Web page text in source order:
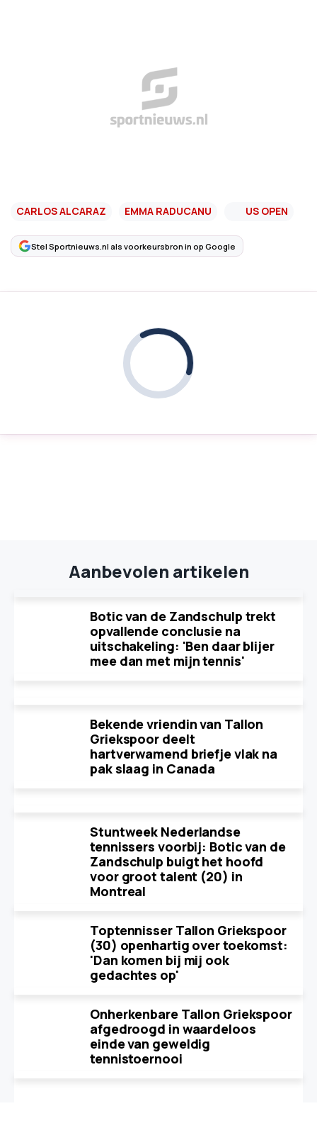
CARLOS ALCARAZ EMMA RADUCANU US OPEN
Stel Sportnieuws.nl als voorkeursbron in op Google
Aanbevolen artikelen
Botic van de Zandschulp trekt
opvallende conclusie na
uitschakeling: 'Ben daar blijer
mee dan met mijn tennis'
Bekende vriendin van Tallon
Griekspoor deelt
hartverwamend briefje vlak na
pak slaag in Canada
Stuntweek Nederlandse
tennissers voorbij: Botic van de
Zandschulp buigt het hoofd
voor groot talent (20) in
Montreal
Toptennisser Tallon Griekspoor
(30) openhartig over toekomst:
'Dan komen bij mij ook
gedachtes op'
Onherkenbare Tallon Griekspoor
afgedroogd in waardeloos
einde van geweldig
tennistoernooi